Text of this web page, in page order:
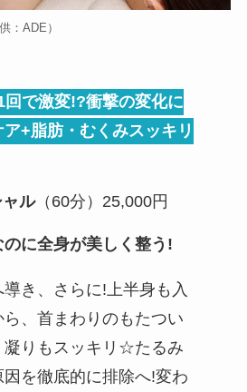
：ADE）
で激変!?衝撃の変化に
+脂肪・むくみスッキリ
ャル（60分）25,000円
のに全身が美しく整う!
き、さらに!上半身も入
、首まわりのもたつい
凝りもスッキリ☆たるみ
を徹底的に排除へ!変わ